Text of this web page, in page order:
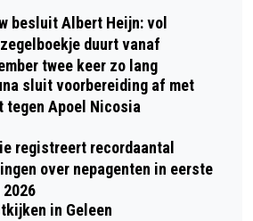
besluit Albert Heijn: vol
duurt vanaf
twee keer zo lang
sluit voorbereiding af met
tegen Apoel Nicosia
registreert recordaantal
over nepagenten in eerste
in Geleen